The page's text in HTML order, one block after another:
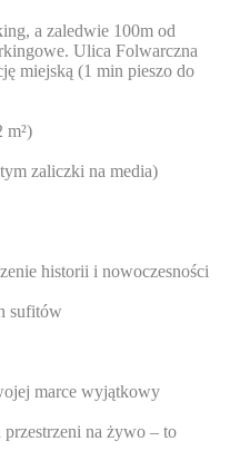
a zaledwie 100m od
Ulica Folwarczna
miejską (1 min pieszo do
m²)
zaliczki na media)
historii i nowoczesności
sufitów
marce wyjątkowy
na żywo – to